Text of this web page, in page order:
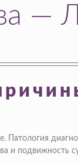
—
Патология
и подвижность